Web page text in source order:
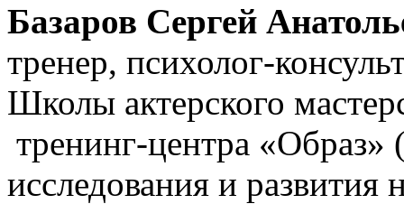
Базаров Сергей
тренер, психолог-
Школы актерского
тренинг-центра «Образ»
исследования и развития